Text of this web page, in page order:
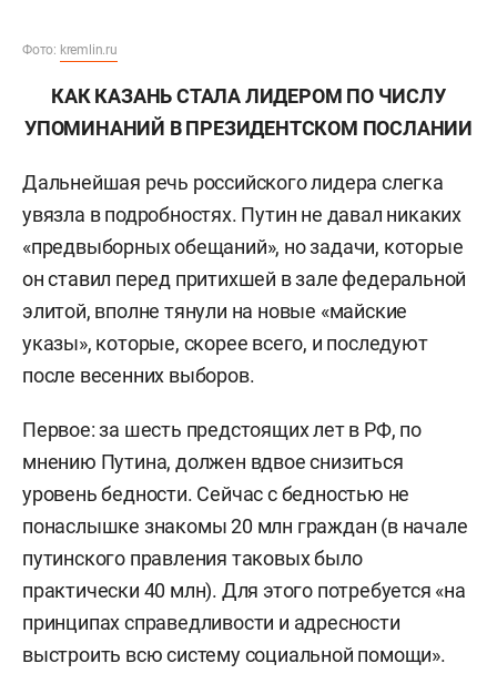
Фото: kremlin.ru
КАК КАЗАНЬ СТАЛА ЛИДЕРОМ ПО ЧИСЛУ
УПОМИНАНИЙ В ПРЕЗИДЕНТСКОМ ПОСЛАНИИ
Дальнейшая речь российского лидера слегка
увязла в подробностях. Путин не давал никаких
«предвыборных обещаний», но задачи, которые
он ставил перед притихшей в зале федеральной
элитой, вполне тянули на новые «майские
указы», которые, скорее всего, и последуют
после весенних выборов.
Первое: за шесть предстоящих лет в РФ, по
мнению Путина, должен вдвое снизиться
уровень бедности. Сейчас с бедностью не
понаслышке знакомы 20 млн граждан (в начале
путинского правления таковых было
практически 40 млн). Для этого потребуется «на
принципах справедливости и адресности
выстроить всю систему социальной помощи».